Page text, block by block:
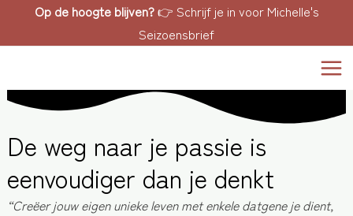
DoorgaanOp de hoogte blijven?👉 Schrijf je in voor Michelle's
Seizoensbrief
De weg naar je passie is
eenvoudiger dan je denkt
“Creëer jouw eigen unieke leven met enkele datgene je dient,